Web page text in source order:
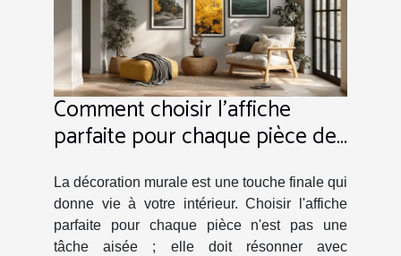
Comment choisir l'affiche
parfaite pour chaque pièce de
La décoration murale est une touche finale qui
donne vie à votre intérieur. Choisir l'affiche
parfaite pour chaque pièce n'est pas une
tâche aisée ; elle doit résonner avec